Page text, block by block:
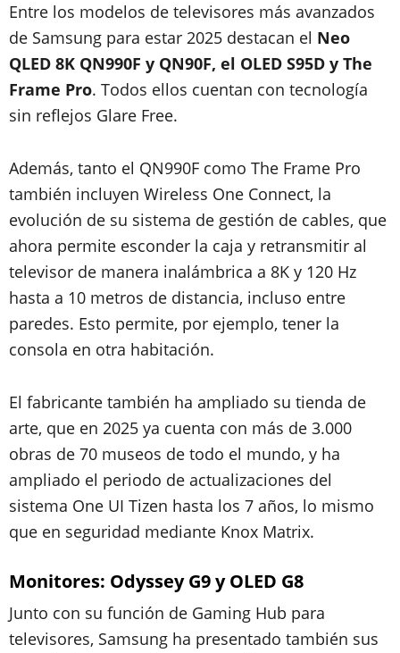
Entre los modelos de televisores más avanzados
de Samsung para estar 2025 destacan el Neo
QLED 8K QN990F y QN90F, el OLED S95D y The
Frame Pro. Todos ellos cuentan con tecnología
sin reflejos Glare Free.
Además, tanto el QN990F como The Frame Pro
también incluyen Wireless One Connect, la
evolución de su sistema de gestión de cables, que
ahora permite esconder la caja y retransmitir al
televisor de manera inalámbrica a 8K y 120 Hz
hasta a 10 metros de distancia, incluso entre
paredes. Esto permite, por ejemplo, tener la
consola en otra habitación.
El fabricante también ha ampliado su tienda de
arte, que en 2025 ya cuenta con más de 3.000
obras de 70 museos de todo el mundo, y ha
ampliado el periodo de actualizaciones del
sistema One UI Tizen hasta los 7 años, lo mismo
que en seguridad mediante Knox Matrix.
Monitores: Odyssey G9 y OLED G8
Junto con su función de Gaming Hub para
televisores, Samsung ha presentado también sus